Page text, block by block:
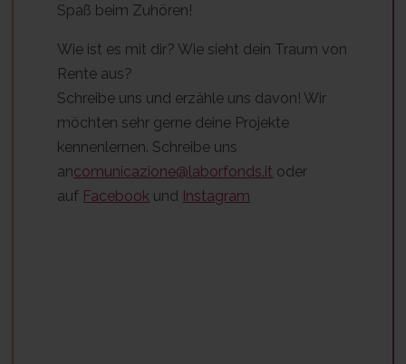
Spaß beim Zuhören!
Wie ist es mit dir? Wie sieht dein Traum von
Rente aus?
Schreibe uns und erzähle uns davon! Wir
möchten sehr gerne deine Projekte
kennenlernen. Schreibe uns
ancomunicazione@laborfonds.it oder
auf Facebook und Instagram